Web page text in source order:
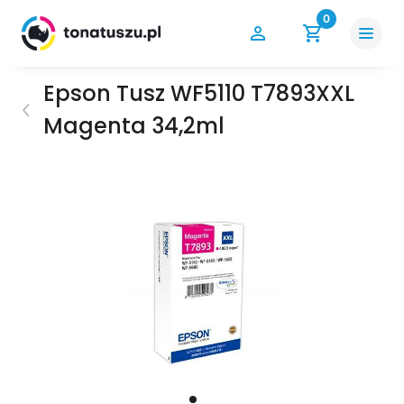
0
Epson Tusz WF5110 T7893XXL
Magenta 34,2ml